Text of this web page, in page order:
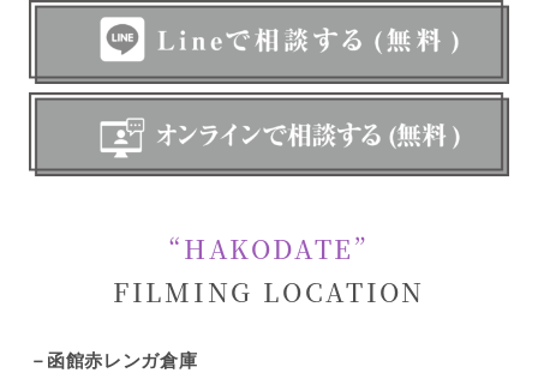
“HAKODATE”
FILMING LOCATION
－函館赤レンガ倉庫